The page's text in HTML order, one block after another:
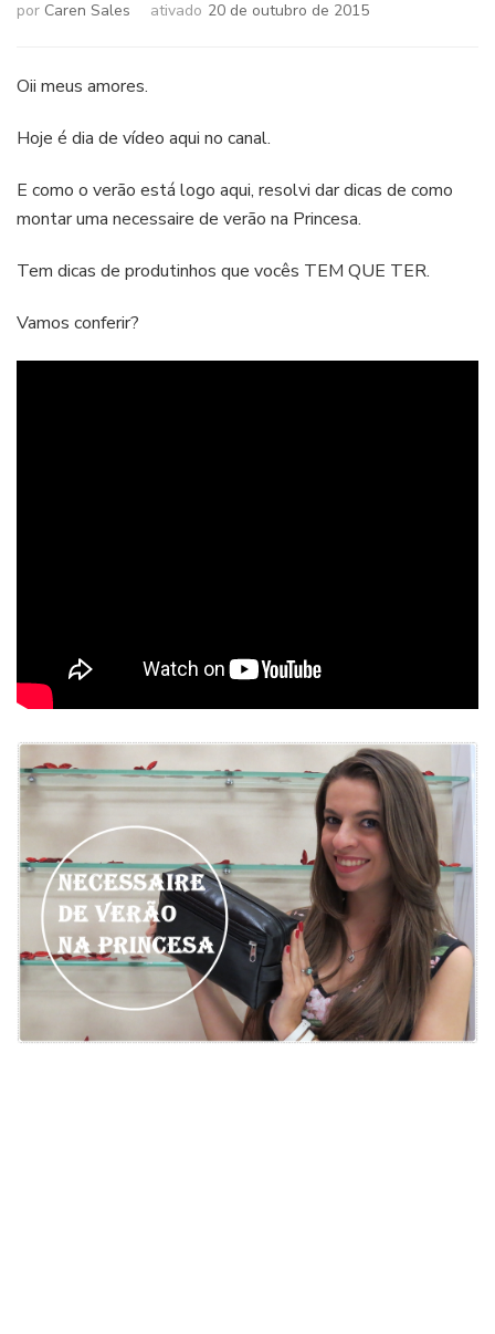
por Caren Sales ativado 20 de outubro de 2015
Oii meus amores.
Hoje é dia de vídeo aqui no canal.
E como o verão está logo aqui, resolvi dar dicas de como
montar uma necessaire de verão na Princesa.
Tem dicas de produtinhos que vocês TEM QUE TER.
Vamos conferir?